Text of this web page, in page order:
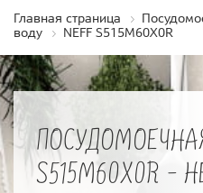
Главная страница
воду
NEFF S515M60X0R
S515M60X0R -